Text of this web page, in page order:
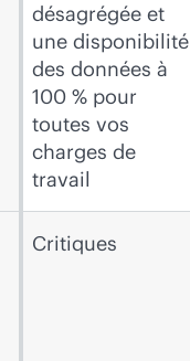
désagrégée et
une disponibilité
des données à
100 % pour
toutes vos
charges de
travail
Critiques